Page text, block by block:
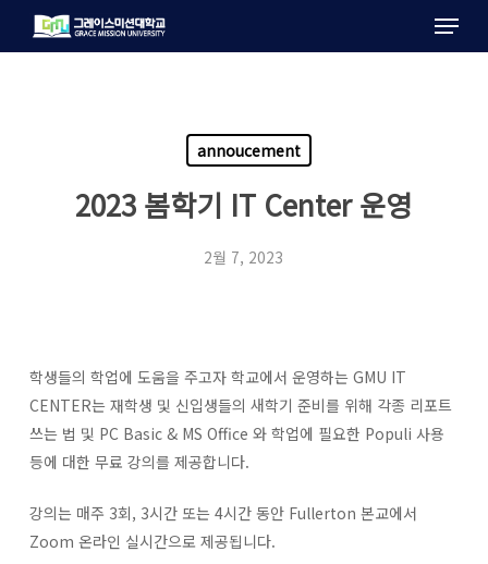
Menu
annoucement
2023 봄학기 IT Center 운영
2월 7, 2023
학생들의 학업에 도움을 주고자 학교에서 운영하는 GMU IT
CENTER는 재학생 및 신입생들의 새학기 준비를 위해 각종 리포트
쓰는 법 및 PC Basic & MS Office 와 학업에 필요한 Populi 사용
등에 대한 무료 강의를 제공합니다.
강의는 매주 3회, 3시간 또는 4시간 동안 Fullerton 본교에서
Zoom 온라인 실시간으로 제공됩니다.